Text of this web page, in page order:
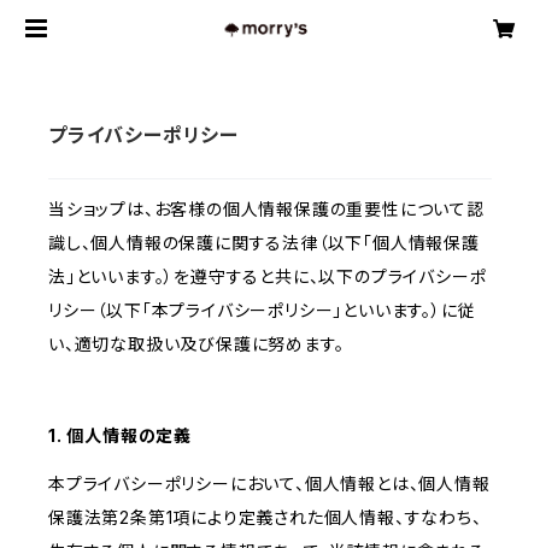
プライバシーポリシー
当ショップは、お客様の個人情報保護の重要性について認
識し、個人情報の保護に関する法律（以下「個人情報保護
法」といいます。）を遵守すると共に、以下のプライバシーポ
リシー（以下「本プライバシーポリシー」といいます。）に従
い、適切な取扱い及び保護に努めます。
1. 個人情報の定義
本プライバシーポリシーにおいて、個人情報とは、個人情報
保護法第2条第1項により定義された個人情報、すなわち、